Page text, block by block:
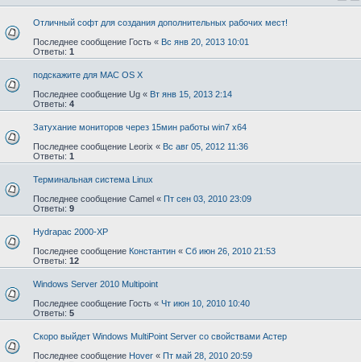
Отличный софт для создания дополнительных рабочих мест!
Последнее сообщение Гость « Вс янв 20, 2013 10:01
Ответы: 1
подскажите для MAC OS X
Последнее сообщение Ug « Вт янв 15, 2013 2:14
Ответы: 4
Затухание мониторов через 15мин работы win7 x64
Последнее сообщение Leorix « Вс авг 05, 2012 11:36
Ответы: 1
Терминальная система Linux
Последнее сообщение Camel « Пт сен 03, 2010 23:09
Ответы: 9
Hydrapac 2000-XP
Последнее сообщение Константин « Сб июн 26, 2010 21:53
Ответы: 12
Windows Server 2010 Multipoint
Последнее сообщение Гость « Чт июн 10, 2010 10:40
Ответы: 5
Скоро выйдет Windows MultiPoint Server со свойствами Астер
Последнее сообщение Hover « Пт май 28, 2010 20:59